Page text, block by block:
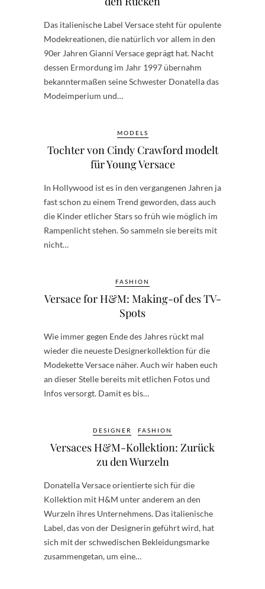
Das italienische Label Versace steht für opulente
Modekreationen, die natürlich vor allem in den
90er Jahren Gianni Versace geprägt hat. Nacht
dessen Ermordung im Jahr 1997 übernahm
bekanntermaßen seine Schwester Donatella das
Modeimperium und…
MODELS
Tochter von Cindy Crawford modelt
für Young Versace
In Hollywood ist es in den vergangenen Jahren ja
fast schon zu einem Trend geworden, dass auch
die Kinder etlicher Stars so früh wie möglich im
Rampenlicht stehen. So sammeln sie bereits mit
nicht…
FASHION
Versace for H&M: Making-of des TV-
Spots
Wie immer gegen Ende des Jahres rückt mal
wieder die neueste Designerkollektion für die
Modekette Versace näher. Auch wir haben euch
an dieser Stelle bereits mit etlichen Fotos und
Infos versorgt. Damit es bis…
DESIGNER FASHION
Versaces H&M-Kollektion: Zurück
zu den Wurzeln
Donatella Versace orientierte sich für die
Kollektion mit H&M unter anderem an den
Wurzeln ihres Unternehmens. Das italienische
Label, das von der Designerin geführt wird, hat
sich mit der schwedischen Bekleidungsmarke
zusammengetan, um eine…